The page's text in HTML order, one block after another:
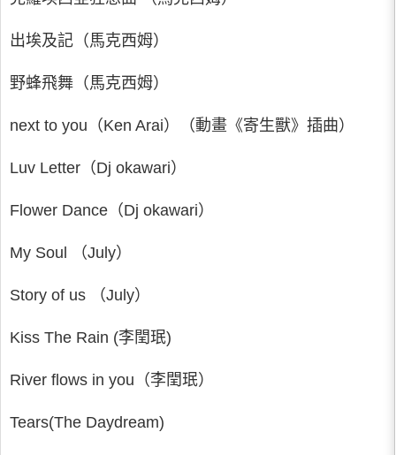
出埃及記（馬克西姆）
野蜂飛舞（馬克西姆）
next to you（Ken Arai）（動畫《寄生獸》插曲）
Luv Letter（Dj okawari）
Flower Dance（Dj okawari）
My Soul （July）
Story of us （July）
Kiss The Rain (李閏珉)
River flows in you（李閏珉）
Tears(The Daydream)